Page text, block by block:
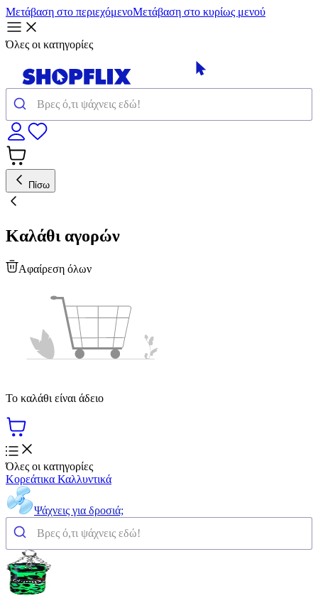
Μετάβαση στο περιεχόμενοΜετάβαση στο κυρίως μενού
Όλες οι κατηγορίες
Πίσω
Καλάθι αγορών
Αφαίρεση όλων
Το καλάθι είναι άδειο
Όλες οι κατηγορίες
Κορεάτικα Καλλυντικά
Ψάχνεις για δροσιά;